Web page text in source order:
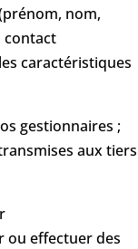
nom,
contact
caractéristiques
gestionnaires ;
aux tiers
ou effectuer des